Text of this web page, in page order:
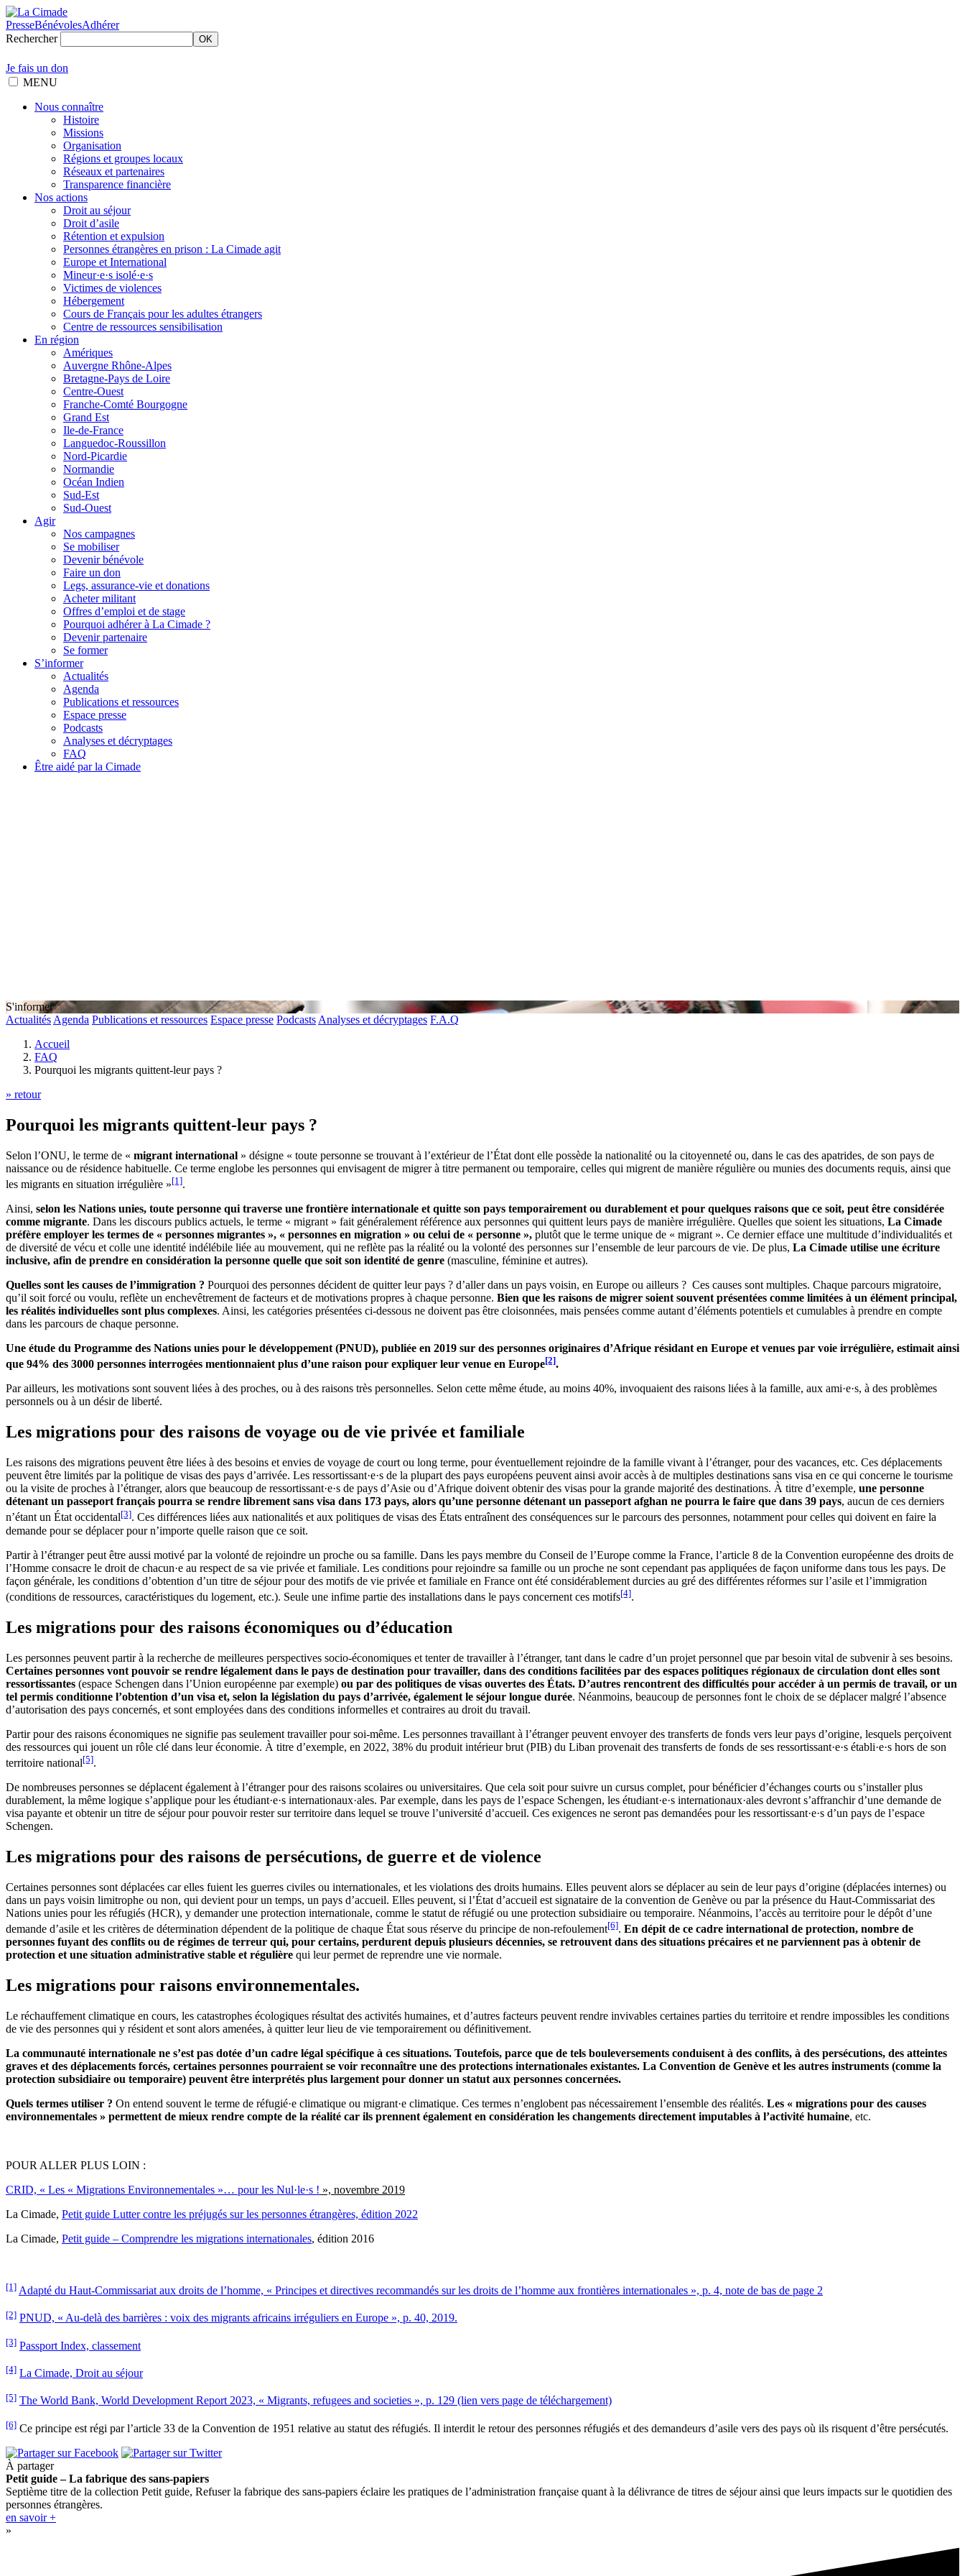
PresseBénévolesAdhérer
Rechercher
OK
Je fais un don
MENU
Nous connaître
Histoire
Missions
Organisation
Régions et groupes locaux
Réseaux et partenaires
Transparence financière
Nos actions
Droit au séjour
Droit d’asile
Rétention et expulsion
Personnes étrangères en prison : La Cimade agit
Europe et International
Mineur·e·s isolé·e·s
Victimes de violences
Hébergement
Cours de Français pour les adultes étrangers
Centre de ressources sensibilisation
En région
Amériques
Auvergne Rhône-Alpes
Bretagne-Pays de Loire
Centre-Ouest
Franche-Comté Bourgogne
Grand Est
Ile-de-France
Languedoc-Roussillon
Nord-Picardie
Normandie
Océan Indien
Sud-Est
Sud-Ouest
Agir
Nos campagnes
Se mobiliser
Devenir bénévole
Faire un don
Legs, assurance-vie et donations
Acheter militant
Offres d’emploi et de stage
Pourquoi adhérer à La Cimade ?
Devenir partenaire
Se former
S’informer
Actualités
Agenda
Publications et ressources
Espace presse
Podcasts
Analyses et décryptages
FAQ
Être aidé par la Cimade
S'informer
Actualités Agenda Publications et ressources Espace presse Podcasts Analyses et décryptages F.A.Q
Accueil
FAQ
Pourquoi les migrants quittent-leur pays ?
» retour
Pourquoi les migrants quittent-leur pays ?
Selon l’ONU, le terme de « migrant international » désigne « toute personne se trouvant à l’extérieur de l’État dont elle possède la nationalité ou la citoyenneté ou, dans le cas des apatrides, de son pays de
naissance ou de résidence habituelle. Ce terme englobe les personnes qui envisagent de migrer à titre permanent ou temporaire, celles qui migrent de manière régulière ou munies des documents requis, ainsi que
les migrants en situation irrégulière »[1].
Ainsi, selon les Nations unies, toute personne qui traverse une frontière internationale et quitte son pays temporairement ou durablement et pour quelques raisons que ce soit, peut être considérée
comme migrante. Dans les discours publics actuels, le terme « migrant » fait généralement référence aux personnes qui quittent leurs pays de manière irrégulière. Quelles que soient les situations, La Cimade
préfère employer les termes de « personnes migrantes », « personnes en migration » ou celui de « personne », plutôt que le terme unique de « migrant ». Ce dernier efface une multitude d’individualités et
de diversité de vécu et colle une identité indélébile liée au mouvement, qui ne reflète pas la réalité ou la volonté des personnes sur l’ensemble de leur parcours de vie. De plus, La Cimade utilise une écriture
inclusive, afin de prendre en considération la personne quelle que soit son identité de genre (masculine, féminine et autres).
Quelles sont les causes de l’immigration ? Pourquoi des personnes décident de quitter leur pays ? d’aller dans un pays voisin, en Europe ou ailleurs ? Ces causes sont multiples. Chaque parcours migratoire,
qu’il soit forcé ou voulu, reflète un enchevêtrement de facteurs et de motivations propres à chaque personne. Bien que les raisons de migrer soient souvent présentées comme limitées à un élément principal,
les réalités individuelles sont plus complexes. Ainsi, les catégories présentées ci-dessous ne doivent pas être cloisonnées, mais pensées comme autant d’éléments potentiels et cumulables à prendre en compte
dans les parcours de chaque personne.
Une étude du Programme des Nations unies pour le développement (PNUD), publiée en 2019 sur des personnes originaires d’Afrique résidant en Europe et venues par voie irrégulière, estimait ainsi
que 94% des 3000 personnes interrogées mentionnaient plus d’une raison pour expliquer leur venue en Europe[2].
Par ailleurs, les motivations sont souvent liées à des proches, ou à des raisons très personnelles. Selon cette même étude, au moins 40%, invoquaient des raisons liées à la famille, aux ami·e·s, à des problèmes
personnels ou à un désir de liberté.
Les migrations pour des raisons de voyage ou de vie privée et familiale
Les raisons des migrations peuvent être liées à des besoins et envies de voyage de court ou long terme, pour éventuellement rejoindre de la famille vivant à l’étranger, pour des vacances, etc. Ces déplacements
peuvent être limités par la politique de visas des pays d’arrivée. Les ressortissant·e·s de la plupart des pays européens peuvent ainsi avoir accès à de multiples destinations sans visa en ce qui concerne le tourisme
ou la visite de proches à l’étranger, alors que beaucoup de ressortissant·e·s de pays d’Asie ou d’Afrique doivent obtenir des visas pour la grande majorité des destinations. À titre d’exemple, une personne
détenant un passeport français pourra se rendre librement sans visa dans 173 pays, alors qu’une personne détenant un passeport afghan ne pourra le faire que dans 39 pays, aucun de ces derniers
n’étant un État occidental[3]. Ces différences liées aux nationalités et aux politiques de visas des États entraînent des conséquences sur le parcours des personnes, notamment pour celles qui doivent en faire la
demande pour se déplacer pour n’importe quelle raison que ce soit.
Partir à l’étranger peut être aussi motivé par la volonté de rejoindre un proche ou sa famille. Dans les pays membre du Conseil de l’Europe comme la France, l’article 8 de la Convention européenne des droits de
l’Homme consacre le droit de chacun·e au respect de sa vie privée et familiale. Les conditions pour rejoindre sa famille ou un proche ne sont cependant pas appliquées de façon uniforme dans tous les pays. De
façon générale, les conditions d’obtention d’un titre de séjour pour des motifs de vie privée et familiale en France ont été considérablement durcies au gré des différentes réformes sur l’asile et l’immigration
(conditions de ressources, caractéristiques du logement, etc.). Seule une infime partie des installations dans le pays concernent ces motifs[4].
Les migrations pour des raisons économiques ou d’éducation
Les personnes peuvent partir à la recherche de meilleures perspectives socio-économiques et tenter de travailler à l’étranger, tant dans le cadre d’un projet personnel que par besoin vital de subvenir à ses besoins.
Certaines personnes vont pouvoir se rendre légalement dans le pays de destination pour travailler, dans des conditions facilitées par des espaces politiques régionaux de circulation dont elles sont
ressortissantes (espace Schengen dans l’Union européenne par exemple) ou par des politiques de visas ouvertes des États. D’autres rencontrent des difficultés pour accéder à un permis de travail, or un
tel permis conditionne l’obtention d’un visa et, selon la législation du pays d’arrivée, également le séjour longue durée. Néanmoins, beaucoup de personnes font le choix de se déplacer malgré l’absence
d’autorisation des pays concernés, et sont employées dans des conditions informelles et contraires au droit du travail.
Partir pour des raisons économiques ne signifie pas seulement travailler pour soi-même. Les personnes travaillant à l’étranger peuvent envoyer des transferts de fonds vers leur pays d’origine, lesquels perçoivent
des ressources qui jouent un rôle clé dans leur économie. À titre d’exemple, en 2022, 38% du produit intérieur brut (PIB) du Liban provenait des transferts de fonds de ses ressortissant·e·s établi·e·s hors de son
territoire national[5].
De nombreuses personnes se déplacent également à l’étranger pour des raisons scolaires ou universitaires. Que cela soit pour suivre un cursus complet, pour bénéficier d’échanges courts ou s’installer plus
durablement, la même logique s’applique pour les étudiant·e·s internationaux·ales. Par exemple, dans les pays de l’espace Schengen, les étudiant·e·s internationaux·ales devront s’affranchir d’une demande de
visa payante et obtenir un titre de séjour pour pouvoir rester sur territoire dans lequel se trouve l’université d’accueil. Ces exigences ne seront pas demandées pour les ressortissant·e·s d’un pays de l’espace
Schengen.
Les migrations pour des raisons de persécutions, de guerre et de violence
Certaines personnes sont déplacées car elles fuient les guerres civiles ou internationales, et les violations des droits humains. Elles peuvent alors se déplacer au sein de leur pays d’origine (déplacées internes) ou
dans un pays voisin limitrophe ou non, qui devient pour un temps, un pays d’accueil. Elles peuvent, si l’État d’accueil est signataire de la convention de Genève ou par la présence du Haut-Commissariat des
Nations unies pour les réfugiés (HCR), y demander une protection internationale, comme le statut de réfugié ou une protection subsidiaire ou temporaire. Néanmoins, l’accès au territoire pour le dépôt d’une
demande d’asile et les critères de détermination dépendent de la politique de chaque État sous réserve du principe de non-refoulement[6]. En dépit de ce cadre international de protection, nombre de
personnes fuyant des conflits ou de régimes de terreur qui, pour certains, perdurent depuis plusieurs décennies, se retrouvent dans des situations précaires et ne parviennent pas à obtenir de
protection et une situation administrative stable et régulière qui leur permet de reprendre une vie normale.
Les migrations pour raisons environnementales.
Le réchauffement climatique en cours, les catastrophes écologiques résultat des activités humaines, et d’autres facteurs peuvent rendre invivables certaines parties du territoire et rendre impossibles les conditions
de vie des personnes qui y résident et sont alors amenées, à quitter leur lieu de vie temporairement ou définitivement.
La communauté internationale ne s’est pas dotée d’un cadre légal spécifique à ces situations. Toutefois, parce que de tels bouleversements conduisent à des conflits, à des persécutions, des atteintes
graves et des déplacements forcés, certaines personnes pourraient se voir reconnaître une des protections internationales existantes. La Convention de Genève et les autres instruments (comme la
protection subsidiaire ou temporaire) peuvent être interprétés plus largement pour donner un statut aux personnes concernées.
Quels termes utiliser ? On entend souvent le terme de réfugié·e climatique ou migrant·e climatique. Ces termes n’englobent pas nécessairement l’ensemble des réalités. Les « migrations pour des causes
environnementales » permettent de mieux rendre compte de la réalité car ils prennent également en considération les changements directement imputables à l’activité humaine, etc.
POUR ALLER PLUS LOIN :
CRID, « Les « Migrations Environnementales »… pour les Nul·le·s ! », novembre 2019
La Cimade, Petit guide Lutter contre les préjugés sur les personnes étrangères, édition 2022
La Cimade, Petit guide – Comprendre les migrations internationales, édition 2016
[1] Adapté du Haut‑Commissariat aux droits de l’homme, « Principes et directives recommandés sur les droits de l’homme aux frontières internationales », p. 4, note de bas de page 2
[2] PNUD, « Au-delà des barrières : voix des migrants africains irréguliers en Europe », p. 40, 2019.
[3] Passport Index, classement
[4] La Cimade, Droit au séjour
[5] The World Bank, World Development Report 2023, « Migrants, refugees and societies », p. 129 (lien vers page de téléchargement)
[6] Ce principe est régi par l’article 33 de la Convention de 1951 relative au statut des réfugiés. Il interdit le retour des personnes réfugiés et des demandeurs d’asile vers des pays où ils risquent d’être persécutés.
À partager
Petit guide – La fabrique des sans-papiers
Septième titre de la collection Petit guide, Refuser la fabrique des sans-papiers éclaire les pratiques de l’administration française quant à la délivrance de titres de séjour ainsi que leurs impacts sur le quotidien des
personnes étrangères.
en savoir +
»